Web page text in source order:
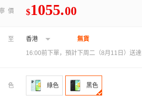
價 $1055.00
至 香港
無貨
16:00前下單，預計下周二（8月11日）送達
色 綠色 黑色